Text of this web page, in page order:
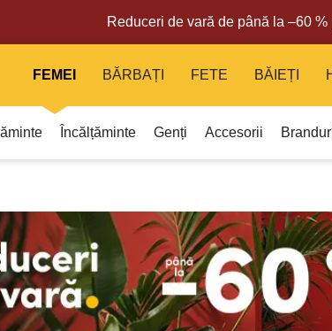
Reduceri de vară de până la –60
FEMEI
Încălțăminte Genți Accesorii
BĂRBAȚI FETE BĂIEȚI